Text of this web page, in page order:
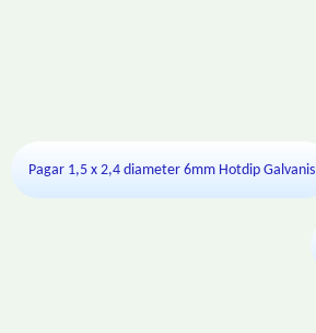
Pagar 1,5 x 2,4 diameter 6mm Hotdip Galvanis